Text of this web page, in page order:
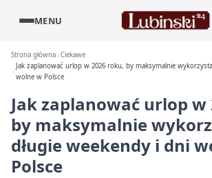
MENU
Strona główna Ciekawe
Jak zaplanować urlop w 2026 roku, by maksymalnie
wolne w Polsce
Jak zaplanować urlop w
by maksymalnie
długie weekendy i dni
Polsce